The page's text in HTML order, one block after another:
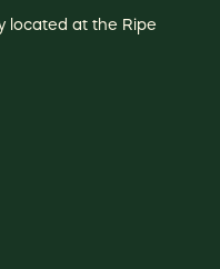
located at the Ripe